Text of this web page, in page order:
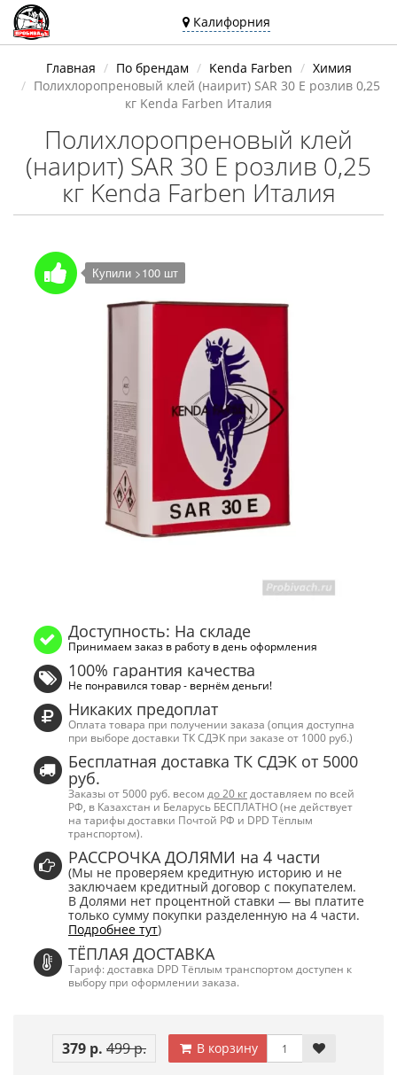
Калифорния
Ваш город —
Калифорния
Угадали?
Главная По брендам Kenda Farben
Химия
Полихлоропреновый клей (наирит) SAR 30 E розлив 0,25
кг Kenda Farben Италия
Полихлоропреновый клей
(наирит) SAR 30 E розлив 0,25
кг Kenda Farben Италия
Купили >100 шт
Доступность: На складе
Принимаем заказ в работу в день оформления
100% гарантия качества
Не понравился товар - вернём деньги!
Никаких предоплат
Оплата товара при получении заказа (опция доступна
при выборе доставки ТК СДЭК при заказе от 1000 руб.)
Бесплатная доставка ТК СДЭК от 5000
руб.
Заказы от 5000 руб. весом до 20 кг доставляем по всей
РФ, в Казахстан и Беларусь БЕСПЛАТНО (не действует
на тарифы доставки Почтой РФ и DPD Тёплым
транспортом).
РАССРОЧКА ДОЛЯМИ на 4 части
(Мы не проверяем кредитную историю и не
заключаем кредитный договор с покупателем.
В Долями нет процентной ставки — вы платите
только сумму покупки разделенную на 4 части.
Подробнее тут)
ТЁПЛАЯ ДОСТАВКА
Тариф: доставка DPD Тёплым транспортом доступен к
выбору при оформлении заказа.
379 р. 499 р. В корзину